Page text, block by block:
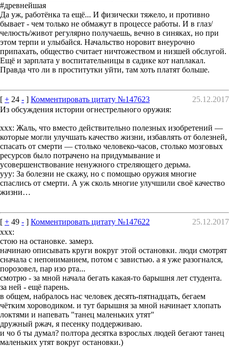
#древнейшая
Да уж, работёнка та ещё... И физически тяжело, и противно
бывает - чем только не обмажут в процессе работы. И в глаз/
челюсть/живот регулярно получаешь, вечно в синяках, но при
этом терпи и улыбайся. Начальство норовит внеурочно
припахать, общество считает ничтожеством и низшей обслугой.
Ещё и зарплата у воспитательницы в садике кот наплакал.
Правда что ли в проститутки уйти, там хоть платят больше.
[ + 24 - ] Комментировать цитату №147623
25.12.2017
Из обсуждения истории огнестрельного оружия:
ххх: Жаль, что вместо действительно полезных изобретений —
которые могли улучшать качество жизни, избавлять от болезней,
спасать от смерти — столько человеко-часов, столько мозговых
ресурсов было потрачено на придумывание и
усовершенствование ненужного стреляющего дерьма.
ууу: За болезни не скажу, но с помощью оружия многие
спаслись от смерти. А уж сколь многие улучшили своё качество
жизни…
[ + 49 - ] Комментировать цитату №147622
25.12.2017
xxx:
стою на остановке. замерз.
начинаю описывать круги вокруг этой остановки. люди смотрят
сначала с непониманием, потом с завистью. а я уже разогнался,
порозовел, пар изо рта...
смотрю - за мной начала бегать какая-то барышня лет студента.
за ней - ещё парень.
в общем, набралось нас человек десять-пятнадцать, бегаем
чётким хороводиком. и тут барышня за мной начинает хлопать
локтями и напевать "танец маленьких утят"
дружный ржач, я песенку поддерживаю.
и чо б ты думал? полтора десятка взрослых людей бегают танец
маленьких утят вокруг остановки.)